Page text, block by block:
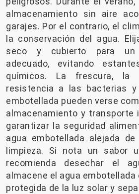
almacenamiento sin aire
garajes. Por el contrario, el
la conservación del agua.
seco y cubierto para un
adecuado, evitando
químicos. La frescura, la
resistencia a las bacterias
embotellada pueden verse
almacenamiento y transporte
garantizar la seguridad
agua embotellada alejada
limpieza. Si nota un sabor
recomienda desechar el
almacene el agua
protegida de la luz solar y